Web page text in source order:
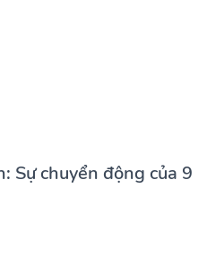
Sự chuyển động của 9